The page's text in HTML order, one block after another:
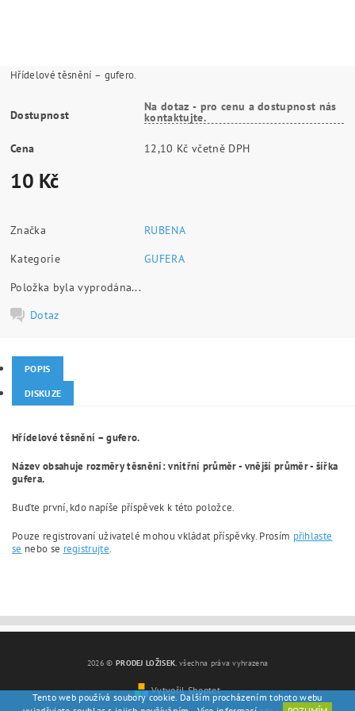
Hřídelové těsnění – gufero.
Dostupnost
Na dotaz - pro cenu a dostupnost nás
kontaktujte.
Cena 12,10 Kč včetně DPH
10 Kč
Značka
RUBENA
Kategorie
GUFERA
Položka byla vyprodána...
Dotaz
POPIS
DISKUZE
Hřídelové těsnění – gufero.
Název obsahuje rozměry těsnění: vnitřní průměr - vnější průměr - šířka
gufera.
Buďte první, kdo napíše příspěvek k této položce.
Pouze registrovaní uživatelé mohou vkládat příspěvky. Prosím přihlaste
se nebo se registrujte.
2026 © PRODEJ LOŽISEK, všechna práva vyhrazena
Vytvořil Shoptet
Tento web používá soubory cookie. Dalším procházením tohoto webu